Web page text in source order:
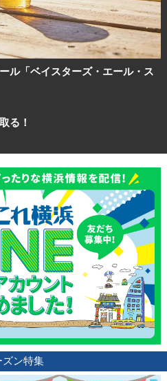
ル「ベイスターズ・エール・ス
る！
ズン特集